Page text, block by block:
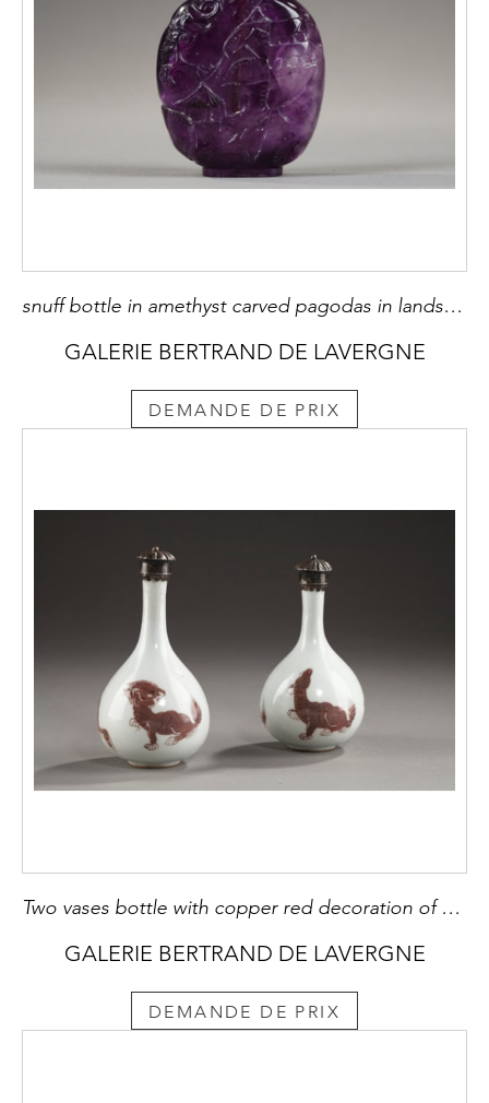
snuff bottle in amethyst carved pagodas in landscapes China 19th century
GALERIE BERTRAND DE LAVERGNE
DEMANDE DE PRIX
Two vases bottle with copper red decoration of Mythical animals
GALERIE BERTRAND DE LAVERGNE
DEMANDE DE PRIX